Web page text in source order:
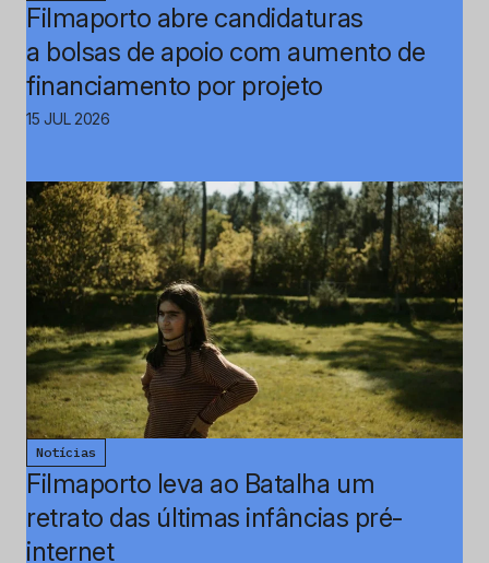
Filmaporto abre candidaturas
a bolsas de apoio com aumento de
financiamento por projeto
15 JUL 2026
Notícias
Filmaporto leva ao Batalha um
retrato das últimas infâncias pré-
internet